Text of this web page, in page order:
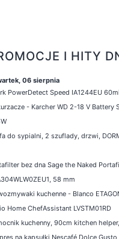
I HITY
06 sierpnia
PowerDetect Speed IA1244EU
- Karcher WD 2-18 V Battery
do sypialni, 2 szuflady, drzwi,
bez dna Sage the Naked
58 mm
kuchenne - Blanco
Home ChefAssistant LVSTM01RD
kuchenny, 90cm kitchen
na kapsułki Nescafé Dolce